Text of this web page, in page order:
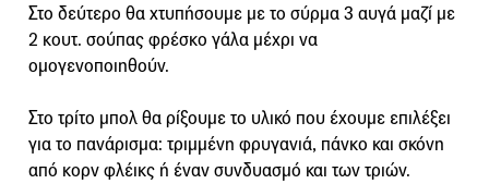
Στο δεύτερο θα χτυπήσουμε με το σύρμα 3 αυγά μαζί με
2 κουτ. σούπας φρέσκο γάλα μέχρι να
ομογενοποιηθούν.
Στο τρίτο μπολ θα ρίξουμε το υλικό που έχουμε επιλέξει
για το πανάρισμα: τριμμένη φρυγανιά, πάνκο και σκόνη
από κορν φλέικς ή έναν συνδυασμό και των τριών.